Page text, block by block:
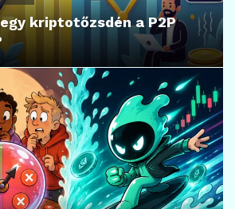
kriptotőzsdén a P2P